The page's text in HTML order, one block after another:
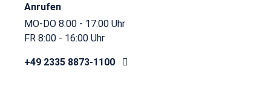
Anrufen
MO-DO 8:00 - 17:00 Uhr
FR 8:00 - 16:00 Uhr
+49 2335 8873-1100